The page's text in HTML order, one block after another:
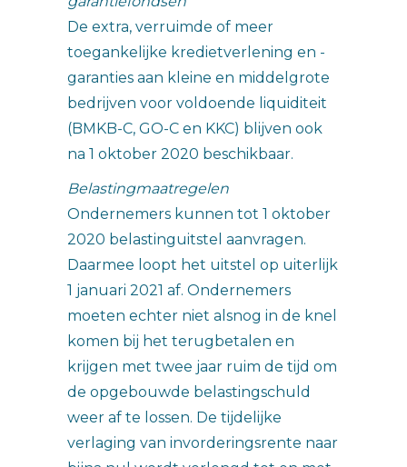
De extra, verruimde of meer
toegankelijke kredietverlening en -
garanties aan kleine en middelgrote
bedrijven voor voldoende liquiditeit
(BMKB-C, GO-C en KKC) blijven ook
na 1 oktober 2020 beschikbaar.
Belastingmaatregelen
Ondernemers kunnen tot 1 oktober
2020 belastinguitstel aanvragen.
Daarmee loopt het uitstel op uiterlijk
1 januari 2021 af. Ondernemers
moeten echter niet alsnog in de knel
komen bij het terugbetalen en
krijgen met twee jaar ruim de tijd om
de opgebouwde belastingschuld
weer af te lossen. De tijdelijke
verlaging van invorderingsrente naar